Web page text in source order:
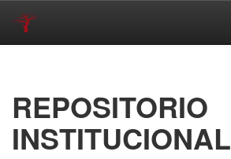
REPOSITORIO
INSTITUCIONAL